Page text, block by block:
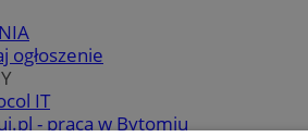
ogłoszenie
IT
- praca w Bytomiu